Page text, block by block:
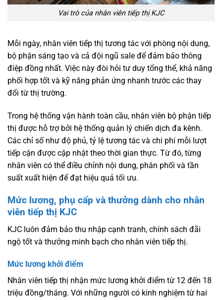
Vai trò của nhân viên tiếp thị KJC
Mỗi ngày, nhân viên tiếp thị tương tác với phòng nội dung,
bộ phận sáng tạo và cả đội ngũ sale để đảm bảo thông
điệp đồng nhất. Việc này đòi hỏi tư duy tổng thể, khả năng
phối hợp tốt và kỹ năng phản ứng nhanh trước các thay
đổi từ thị trường.
Trong hệ thống vận hành toàn cầu, nhân viên bộ phận tiếp
thị được hỗ trợ bởi hệ thống quản lý chiến dịch đa kênh.
Các chỉ số như độ phủ, tỷ lệ tương tác và chi phí mỗi lượt
tiếp cận được cập nhật theo thời gian thực. Từ đó, từng
nhân viên có thể điều chỉnh nội dung, phân phối và tần
suất xuất hiện để đạt hiệu quả tối ưu.
Mức lương, phụ cấp và thưởng dành cho nhân
viên tiếp thị KJC
KJC luôn đảm bảo thu nhập cạnh tranh, chính sách đãi
ngộ tốt và thưởng minh bạch cho nhân viên tiếp thị.
Mức lương khởi điểm
Nhân viên tiếp thị nhận mức lương khởi điểm từ 12 đến 18
triệu đồng/tháng. Với những người có kinh nghiệm từ hai